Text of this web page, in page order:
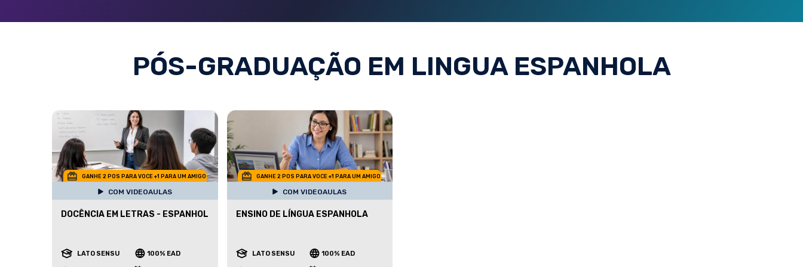
PÓS-GRADUAÇÃO EM LINGUA ESPANHOLA
GANHE 2 POS PARA VOCE +1 PARA UM AMIGO
COM VIDEOAULAS
DOCÊNCIA EM LETRAS - ESPANHOL
LATO SENSU 100% EAD
GANHE 2 POS PARA VOCE +1 PARA UM AMIGO
COM VIDEOAULAS
ENSINO DE LÍNGUA ESPANHOLA
LATO SENSU 100% EAD